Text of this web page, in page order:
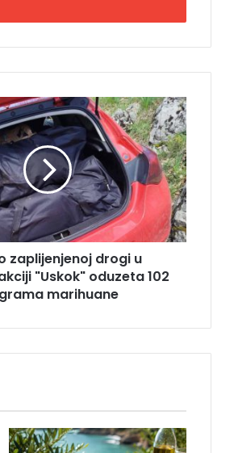
zaplijenjenoj drogi u
"Uskok" oduzeta 102
marihuane